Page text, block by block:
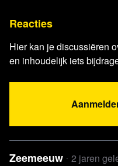
Lees 2 reacties
Reacties
Hier kan je discussiëren
en inhoudelijk iets
Zeemeeuw
2 jaren